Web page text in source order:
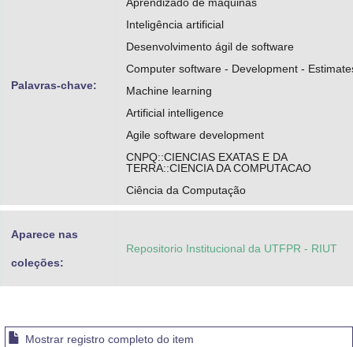
Palavras-chave:
Aprendizado de máquinas
Inteligência artificial
Desenvolvimento ágil de software
Computer software - Development -
Machine learning
Artificial intelligence
Agile software development
CNPQ::CIENCIAS EXATAS E DA
TERRA::CIENCIA DA COMPUTACAO
Ciência da Computação
Aparece nas
coleções:
Repositorio Institucional da UTFPR - RIUT
Mostrar registro completo do item